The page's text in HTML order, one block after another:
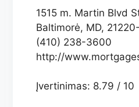
1515 m. Martin Blvd
Baltimorė, MD,
(410) 238-3600
http://
Įvertinimas: 8.79 / 10